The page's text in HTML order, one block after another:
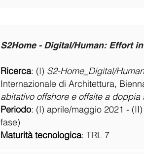
S2Home - Digital/Human: Effort
Ricerca: (I) S2-Home_Digital/
Internazionale di Architettura,
abitativo offshore e offsite a doppia
Periodo: (I) aprile/maggio 2021 -
fase)
Maturità tecnologica: TRL 7